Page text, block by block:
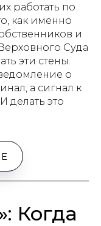
работать по
как именно
и
Суда
эти стены.
о
а сигнал к
делать это
Когда